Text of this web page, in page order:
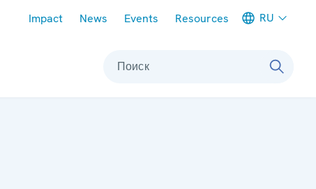
Impact News Events Resources RU
Поиск